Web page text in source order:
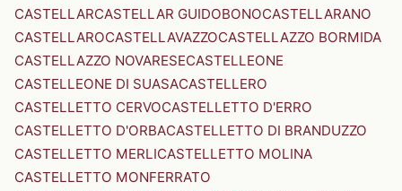
CASTELLARCASTELLAR GUIDOBONOCASTELLARANO
CASTELLAROCASTELLAVAZZOCASTELLAZZO BORMIDA
CASTELLAZZO NOVARESECASTELLEONE
CASTELLEONE DI SUASACASTELLERO
CASTELLETTO CERVOCASTELLETTO D'ERRO
CASTELLETTO D'ORBACASTELLETTO DI BRANDUZZO
CASTELLETTO MERLICASTELLETTO MOLINA
CASTELLETTO MONFERRATO